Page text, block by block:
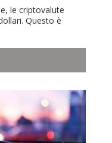
le criptovalute
Questo è